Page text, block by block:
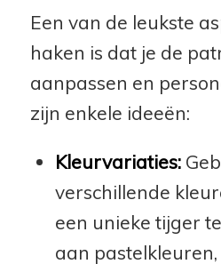
Een van de leukste
haken is dat je de
aanpassen en
zijn enkele ideeën:
Kleurvariaties:
verschillende
een unieke tijger
aan pastelkleuren,